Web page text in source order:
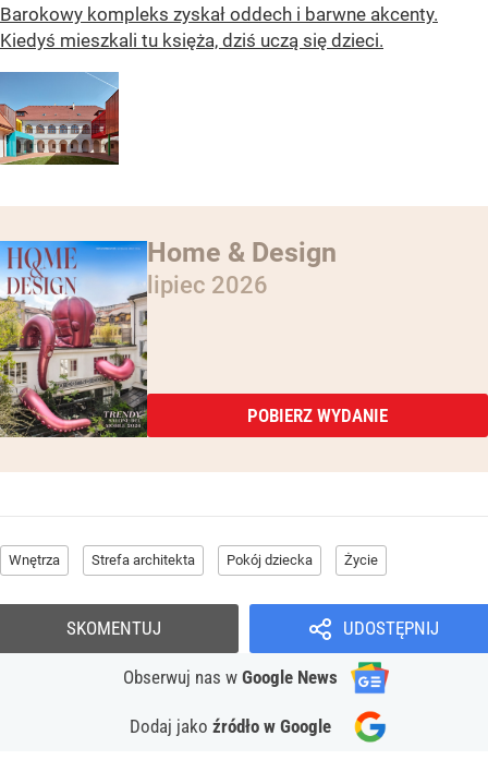
Barokowy kompleks zyskał oddech i barwne akcenty.
Kiedyś mieszkali tu księża, dziś uczą się dzieci.
Home & Design
lipiec 2026
POBIERZ WYDANIE
Wnętrza Strefa architekta Pokój dziecka Życie
UDOSTĘPNIJ
Obserwuj nas w Google News
Dodaj jako źródło w Google
SKOMENTUJ